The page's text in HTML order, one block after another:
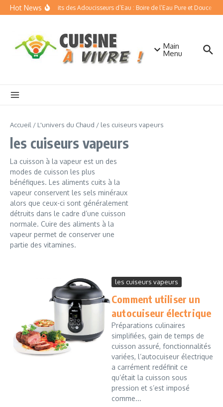
Aller au contenu
Hot NewsLes Bienfaits des Adoucisseurs d’Eau : Boire de l’Eau Pure et Douce
Main
Menu
Accueil / L'univers du Chaud / les cuiseurs vapeurs
les cuiseurs vapeurs
La cuisson à la vapeur est un des
modes de cuisson les plus
bénéfiques. Les aliments cuits à la
vapeur conservent les sels minéraux
alors que ceux-ci sont généralement
détruits dans le cadre d’une cuisson
normale. Cuire des aliments à la
vapeur permet de conserver une
partie des vitamines.
les cuiseurs vapeurs
Comment utiliser un
autocuiseur électrique
Préparations culinaires
simplifiées, gain de temps de
cuisson assuré, fonctionnalités
variées, l’autocuiseur électrique
a carrément redéfinit ce
qu’était la cuisson sous
pression et s’est imposé
comme...